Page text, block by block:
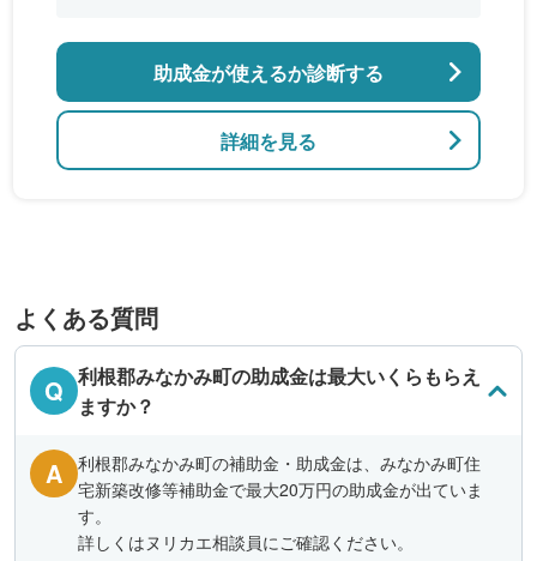
詳細を見る
助成金が使えるか診断する
よくある質問
Q 利根郡みなかみ町の助成金は最大いくらもらえ
ますか？
A
利根郡みなかみ町の補助金・助成金は、みなかみ町住
宅新築改修等補助金で最大20万円の助成金が出ていま
す。
詳しくはヌリカエ相談員にご確認ください。